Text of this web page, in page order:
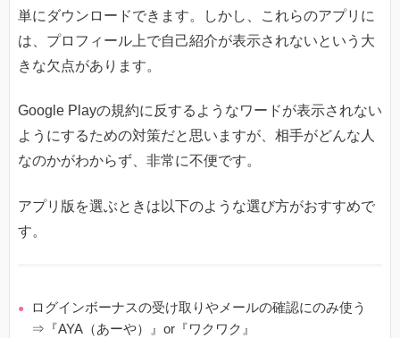
単にダウンロードできます。しかし、これらのアプリに
は、プロフィール上で自己紹介が表示されないという大
きな欠点があります。
Google Playの規約に反するようなワードが表示されない
ようにするための対策だと思いますが、相手がどんな人
なのかがわからず、非常に不便です。
アプリ版を選ぶときは以下のような選び方がおすすめで
す。
ログインボーナスの受け取りやメールの確認にのみ使う
⇒『AYA（あーや）』or『ワクワク』